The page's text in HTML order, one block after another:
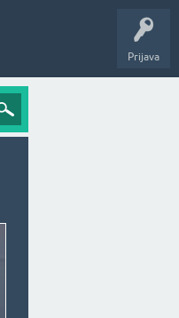
Prijava